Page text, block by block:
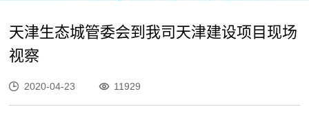
天津生态城管委会到我司天津建设项目现场
视察
2020-04-23 11929